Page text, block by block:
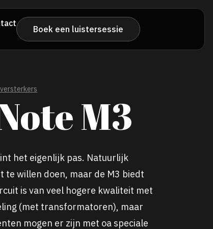
Boek een luistersessie
M3
het eigenlijk pas. Natuurlijk
te willen doen, maar de M3 biedt
is van veel hogere kwaliteit met
(met transformatoren), maar
mogen er zijn met oa speciale